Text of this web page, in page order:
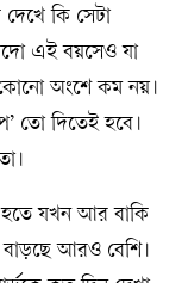
কি সেটা
এই বয়সেও যা
অংশে কম নয়।
তো দিতেই হবে।
যখন আর বাকি
আরও বেশি।